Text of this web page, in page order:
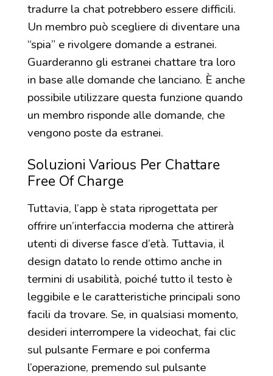
tradurre la chat potrebbero essere difficili.
Un membro può scegliere di diventare una
“spia” e rivolgere domande a estranei.
Guarderanno gli estranei chattare tra loro
in base alle domande che lanciano. È anche
possibile utilizzare questa funzione quando
un membro risponde alle domande, che
vengono poste da estranei.
Soluzioni Various Per Chattare
Free Of Charge
Tuttavia, l’app è stata riprogettata per
offrire un’interfaccia moderna che attirerà
utenti di diverse fasce d’età. Tuttavia, il
design datato lo rende ottimo anche in
termini di usabilità, poiché tutto il testo è
leggibile e le caratteristiche principali sono
facili da trovare. Se, in qualsiasi momento,
desideri interrompere la videochat, fai clic
sul pulsante Fermare e poi conferma
l’operazione, premendo sul pulsante